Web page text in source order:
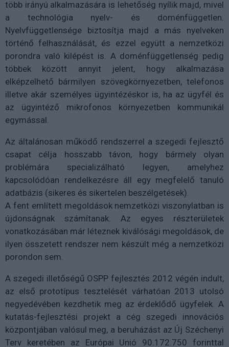
több irányú alkalmazására is lehetőség nyílik majd, mivel
a technológia nyelv- és doménfüggetlen.
Nyelvfüggetlensége biztosítja majd a más nyelveken
történő felhasználását, és ezzel együtt a nemzetközi
porondra való kilépést is. A doménfüggetlenség pedig
többek között annyit jelent, hogy alkalmazása
elképzelhető bármilyen szövegkörnyezetben, telefonos
illetve akár személyes ügyintézéskor is, ha az ügyfél és
az ügyintéző mikrofonos környezetben kommunikál
egymással.
Az általánosan működő rendszerrel a szegedi fejlesztő
csapat célja hosszabb távon, hogy bármely olyan
problémára specializálható legyen, amelyhez
kapcsolódóan rendelkezésre áll egy megfelelő tanuló
adatbázis (sikeres és sikertelen beszélgetések).
A fent említett megoldások nemzetközi viszonylatban is
újdonságnak számítanak. Az egyes részterületek
vonatkozásában már léteznek kiválósági megoldások, de
ilyen összetett rendszer nem készült még a nemzetközi
porondon sem.
A szegedi illetőségű OSPP fejlesztés 2012 végén indult,
az első prototípus tesztelését várhatóan 2013 utolsó
negyedévében kezdhetik meg az érdeklődő ügyfelek. A
kutatás-fejlesztési projekt a cég szegedi innovációs
központjában valósul meg, a beruházást az Új Széchenyi
Terv keretében az Európai Unió 90.172.750 forinttal